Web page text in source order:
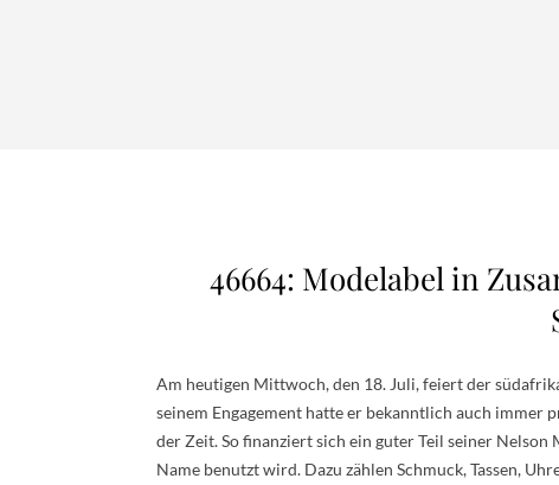
46664: Modelabel in
Am heutigen Mittwoch, den 18. Juli, feiert der
seinem Engagement hatte er bekanntlich auch immer
der Zeit. So finanziert sich ein guter Teil seiner Nelson
Name benutzt wird. Dazu zählen Schmuck, Tassen,